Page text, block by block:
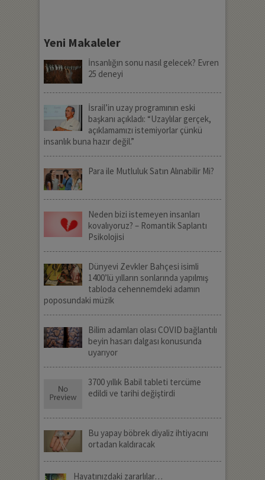
Yeni Makaleler
İnsanlığın sonu nasıl gelecek? Evren
25 deneyi
İsrail’in uzay programının eski
başkanı açıkladı: “Uzaylılar gerçek,
açıklamamızı istemiyorlar çünkü
insanlık buna hazır değil.”
Para ile Mutluluk Satın Alınabilir Mi?
Neden bizi istemeyen insanları
kovalıyoruz? – Romantik Saplantı
Psikolojisi
Dünyevi Zevkler Bahçesi isimli
1400’lü yılların sonlarında yapılmış
tabloda cehennemdeki adamın
poposundaki müzik
Bilim adamları olası COVID bağlantılı
beyin hasarı dalgası konusunda
uyarıyor
3700 yıllık Babil tableti tercüme
edildi ve tarihi değiştirdi
Bu yapay böbrek diyaliz ihtiyacını
ortadan kaldıracak
Hayatınızdaki zararlılar…